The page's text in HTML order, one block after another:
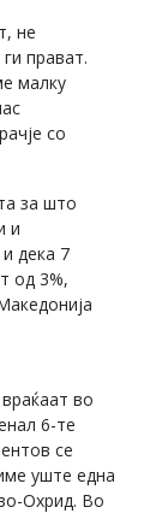
не
прават.
малку
со
за што
и
дека 7
од 3%,
во
6-те
се
уште една
Охрид. Во